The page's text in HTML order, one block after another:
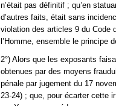
n’était pas définitif ; qu’en
d’autres faits, était sans
violation des articles 9 du Code
l’Homme, ensemble le principe
2°) Alors que les exposants
obtenues par des moyens
pénale par jugement du 17
23-24) ; que, pour écarter cette